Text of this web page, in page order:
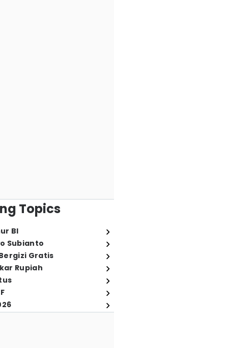
Topics
BI
Subianto
Gratis
Rupiah